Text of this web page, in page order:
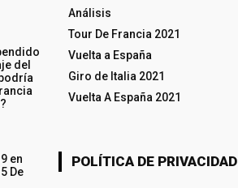
del
en
De
Análisis
Tour De Francia 2021
Vuelta a España
Giro de Italia 2021
Vuelta A España 2021
POLÍTICA DE PRIVACIDAD